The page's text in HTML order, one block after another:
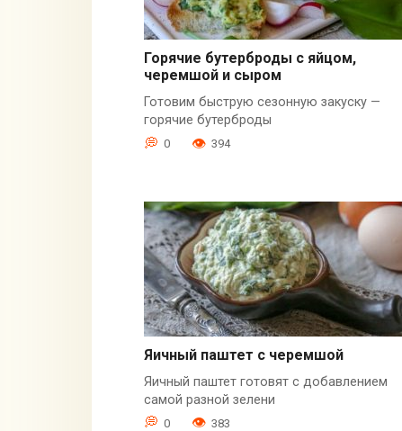
Горячие бутерброды с яйцом,
черемшой и сыром
Готовим быструю сезонную закуску —
горячие бутерброды
0 394
Яичный паштет с черемшой
Яичный паштет готовят с добавлением
самой разной зелени
0 383